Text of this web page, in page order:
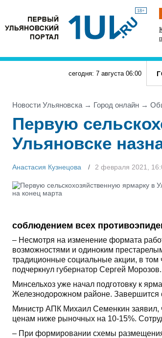
18+
сегодня: 7 августа 06:00
Новости Ульяновска → Город онлайн →
Первую
Ульяновске
Анастасия Кузнецова 2 февраля 2021,
соблюдением всех
– Несмотря на изменение формата
возможностями и одиноким
традиционные социальные акции, в
подчеркнул губернатор Сергей Морозов.
Минсельхоз уже начал подготовку к
Железнодорожном районе. Завершится
Министр АПК Михаил Семенкин заявил,
ценам ниже рыночных на 10-15%.
– При формировании схемы размещения